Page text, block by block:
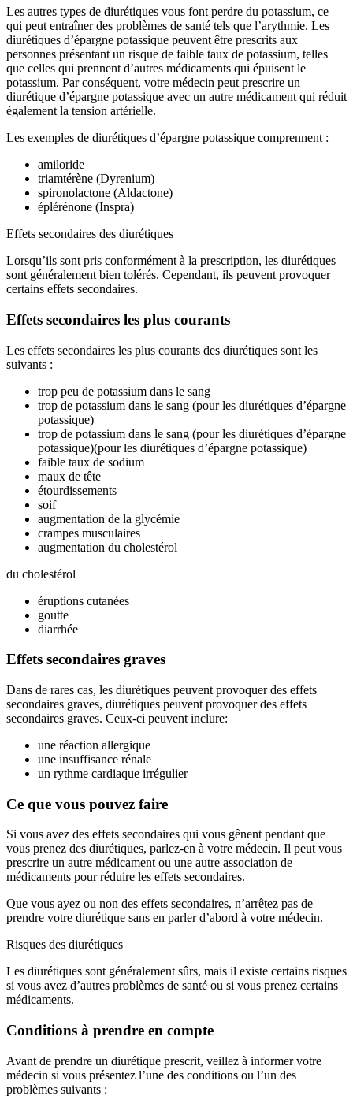
Les autres types de diurétiques vous font perdre du potassium, ce
qui peut entraîner des problèmes de santé tels que l’arythmie. Les
diurétiques d’épargne potassique peuvent être prescrits aux
personnes présentant un risque de faible taux de potassium, telles
que celles qui prennent d’autres médicaments qui épuisent le
potassium. Par conséquent, votre médecin peut prescrire un
diurétique d’épargne potassique avec un autre médicament qui réduit
également la tension artérielle.
Les exemples de diurétiques d’épargne potassique comprennent :
amiloride
triamtérène (Dyrenium)
spironolactone (Aldactone)
éplérénone (Inspra)
Effets secondaires des diurétiques
Lorsqu’ils sont pris conformément à la prescription, les diurétiques
sont généralement bien tolérés. Cependant, ils peuvent provoquer
certains effets secondaires.
Effets secondaires les plus courants
Les effets secondaires les plus courants des diurétiques sont les
suivants :
trop peu de potassium dans le sang
trop de potassium dans le sang (pour les diurétiques d’épargne
potassique)
trop de potassium dans le sang (pour les diurétiques d’épargne
potassique)(pour les diurétiques d’épargne potassique)
faible taux de sodium
maux de tête
étourdissements
soif
augmentation de la glycémie
crampes musculaires
augmentation du cholestérol
du cholestérol
éruptions cutanées
goutte
diarrhée
Effets secondaires graves
Dans de rares cas, les diurétiques peuvent provoquer des effets
secondaires graves, diurétiques peuvent provoquer des effets
secondaires graves. Ceux-ci peuvent inclure:
une réaction allergique
une insuffisance rénale
un rythme cardiaque irrégulier
Ce que vous pouvez faire
Si vous avez des effets secondaires qui vous gênent pendant que
vous prenez des diurétiques, parlez-en à votre médecin. Il peut vous
prescrire un autre médicament ou une autre association de
médicaments pour réduire les effets secondaires.
Que vous ayez ou non des effets secondaires, n’arrêtez pas de
prendre votre diurétique sans en parler d’abord à votre médecin.
Risques des diurétiques
Les diurétiques sont généralement sûrs, mais il existe certains risques
si vous avez d’autres problèmes de santé ou si vous prenez certains
médicaments.
Conditions à prendre en compte
Avant de prendre un diurétique prescrit, veillez à informer votre
médecin si vous présentez l’une des conditions ou l’un des
problèmes suivants :